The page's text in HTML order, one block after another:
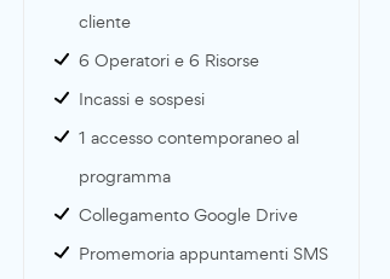
cliente
6 Operatori e 6 Risorse
Incassi e sospesi
1 accesso contemporaneo al
programma
Collegamento Google Drive
Promemoria appuntamenti SMS